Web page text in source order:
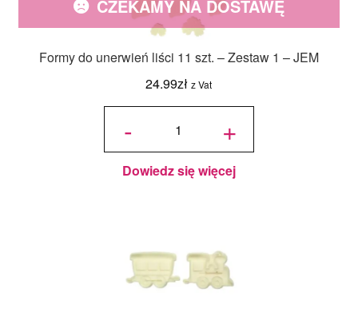
Formy do unerwień liści 11 szt. – Zestaw 1 – JEM
24.99zł z Vat
CZEKAMY NA DOSTAWĘ
-
ilość
unerwień
liści 11
szt. -
Zestaw 1
- JEM
+
Dowiedz się więcej